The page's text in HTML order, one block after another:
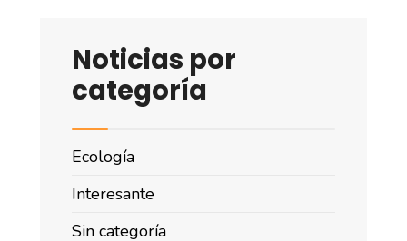
Noticias por
categoría
Ecología
Interesante
Sin categoría